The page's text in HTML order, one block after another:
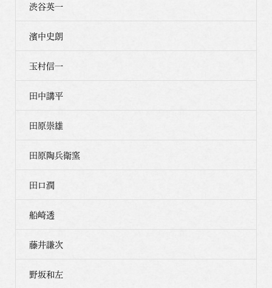
渋谷英一
濱中史朗
玉村信一
田中講平
田原崇雄
田原陶兵衛窯
田口潤
船崎透
藤井謙次
野坂和左